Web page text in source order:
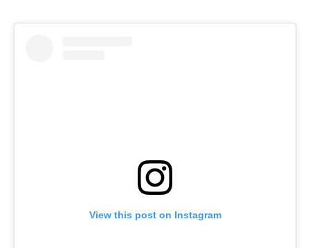
View this post on Instagram